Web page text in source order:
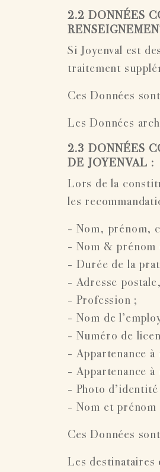
2.2 DONNÉES
Si Joyenval est
traitement
Ces Données
Les Données
2.3 DONNÉES
DE JOYENVAL :
Lors de la
les
- Nom, prénom,
- Nom & prénom
- Durée de la
- Adresse
- Profession ;
- Nom de
- Numéro de
- Appartenance
- Appartenance
- Photo d’identité
- Nom et prénom
Ces Données
Les destinataires